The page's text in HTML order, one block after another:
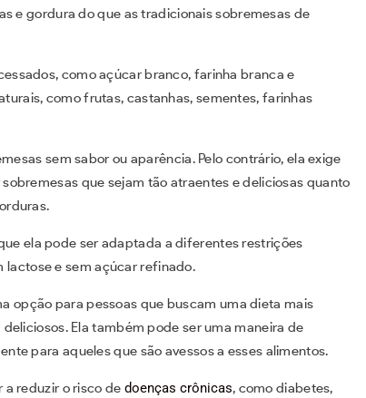
e gordura do que as tradicionais sobremesas de
como açúcar branco, farinha branca e
como frutas, castanhas, sementes, farinhas
sem sabor ou aparência. Pelo contrário, ela exige
que sejam tão atraentes e deliciosas quanto
ela pode ser adaptada a diferentes restrições
lactose e sem açúcar refinado.
opção para pessoas que buscam uma dieta mais
deliciosos. Ela também pode ser uma maneira de
para aqueles que são avessos a esses alimentos.
a reduzir o risco de doenças crônicas, como diabetes,